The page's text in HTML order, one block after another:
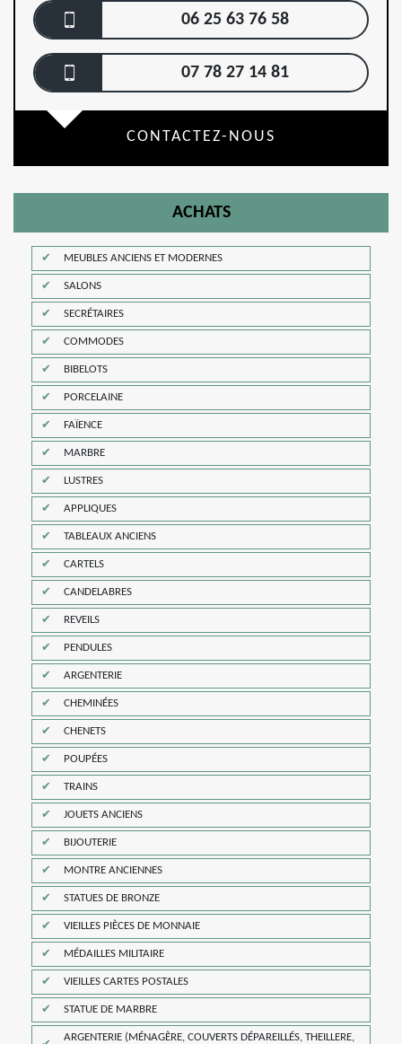
06 25 63 76 58
07 78 27 14 81
CONTACTEZ-NOUS
ACHATS
MEUBLES ANCIENS ET MODERNES
SALONS
SECRÉTAIRES
COMMODES
BIBELOTS
PORCELAINE
FAÏENCE
MARBRE
LUSTRES
APPLIQUES
TABLEAUX ANCIENS
CARTELS
CANDELABRES
REVEILS
PENDULES
ARGENTERIE
CHEMINÉES
CHENETS
POUPÉES
TRAINS
JOUETS ANCIENS
BIJOUTERIE
MONTRE ANCIENNES
STATUES DE BRONZE
VIEILLES PIÈCES DE MONNAIE
MÉDAILLES MILITAIRE
VIEILLES CARTES POSTALES
STATUE DE MARBRE
ARGENTERIE (MÉNAGÈRE, COUVERTS DÉPAREILLÉS, THEILLERE,